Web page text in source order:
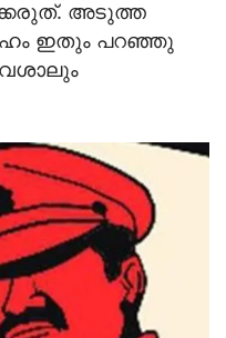
അടുത്ത
ഇതും പറഞ്ഞു